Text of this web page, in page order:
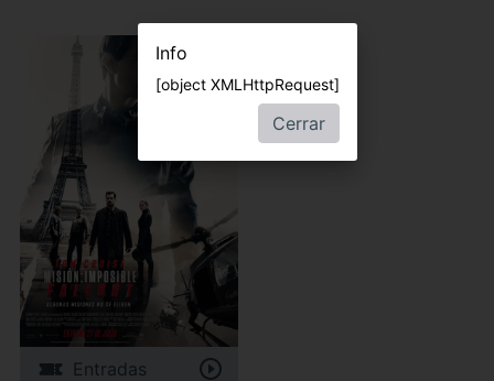
Entradas
Info
[object XMLHttpRequest]
Cerrar